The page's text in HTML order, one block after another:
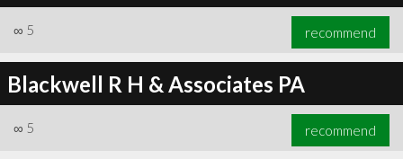
∞ 5 recommend
Blackwell R H & Associates PA
∞ 5 recommend